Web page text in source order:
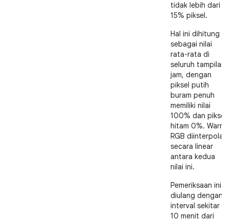
tidak lebih dari
15% piksel.
Hal ini dihitung
sebagai nilai
rata-rata di
seluruh tampilan
jam, dengan
piksel putih
buram penuh
memiliki nilai
100% dan piksel
hitam 0%. Warna
RGB diinterpolasi
secara linear
antara kedua
nilai ini.
Pemeriksaan ini
diulang dengan
interval sekitar
10 menit dari